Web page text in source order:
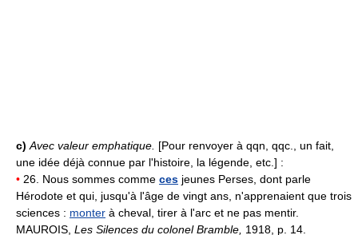
c) Avec valeur emphatique. [Pour renvoyer à qqn, qqc., un fait,
une idée déjà connue par l'histoire, la légende, etc.] :
• 26. Nous sommes comme ces jeunes Perses, dont parle
Hérodote et qui, jusqu'à l'âge de vingt ans, n'apprenaient que trois
sciences : monter à cheval, tirer à l'arc et ne pas mentir.
MAUROIS, Les Silences du colonel Bramble, 1918, p. 14.